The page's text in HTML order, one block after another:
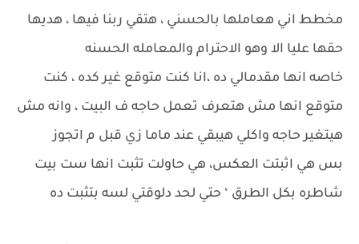
مخطط اني هعاملها بالحسني ، هتقي ربنا فيها ، هديها
حقها عليا الا وهو الاحترام والمعامله الحسنه
خاصه انها مقدمالي ده ،انا كنت متوقع غير كده ، كنت
متوقع انها مش هتعرف تعمل حاجه ف البيت ، وانه مش
هيتغير حاجه واكلي هيبقي عند ماما زي قبل م اتجوز
بس هي اثبتت العكس، هي حاولت تثبت انها ست بيت
شاطره بكل الطرق ‘ حتي لحد دلوقتي لسه بتثبت ده